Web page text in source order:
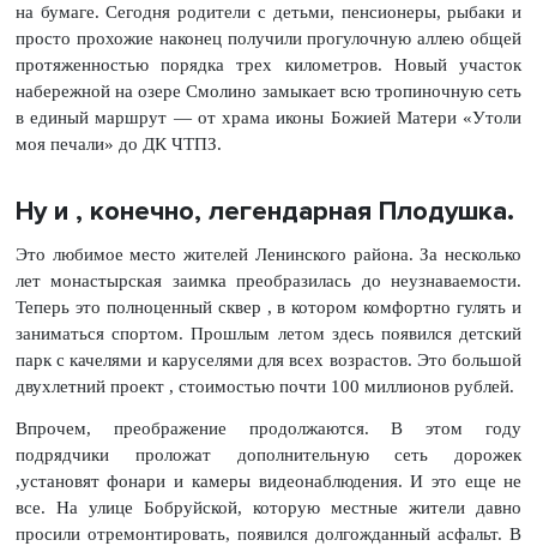
на бумаге. Сегодня родители с детьми, пенсионеры, рыбаки и
просто прохожие наконец получили прогулочную аллею общей
протяженностью порядка трех километров. Новый участок
набережной на озере Смолино замыкает всю тропиночную сеть
в единый маршрут — от храма иконы Божией Матери «Утоли
моя печали» до ДК ЧТПЗ.
Ну и , конечно, легендарная Плодушка.
Это любимое место жителей Ленинского района. За несколько
лет монастырская заимка преобразилась до неузнаваемости.
Теперь это полноценный сквер , в котором комфортно гулять и
заниматься спортом. Прошлым летом здесь появился детский
парк с качелями и каруселями для всех возрастов. Это большой
двухлетний проект , стоимостью почти 100 миллионов рублей.
Впрочем, преображение продолжаются. В этом году
подрядчики проложат дополнительную сеть дорожек
,установят фонари и камеры видеонаблюдения. И это еще не
все. На улице Бобруйской, которую местные жители давно
просили отремонтировать, появился долгожданный асфальт. В